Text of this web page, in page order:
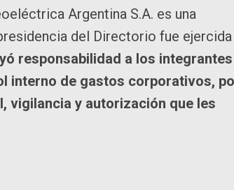
Argentina S.A. es una
del Directorio fue ejercida
responsabilidad a los integrantes
interno de gastos corporativos,
vigilancia y autorización que les